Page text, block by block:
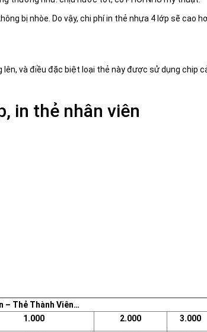
bị nhòe. Do vậy, chi phí in thẻ nhựa 4 lớp sẽ cao
và điều đặc biệt loại thẻ này được sử dụng chip
in thẻ nhân viên
– Thẻ Thành Viên…
1.000 2.000 3.000